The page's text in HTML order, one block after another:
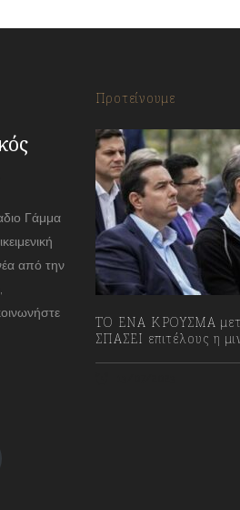
Γάμμα
από την
Προτείνουμε
ΤΟ ΕΝΑ ΚΡΟΥΣΜΑ
ΣΠΑΣΕΙ επιτέλους η